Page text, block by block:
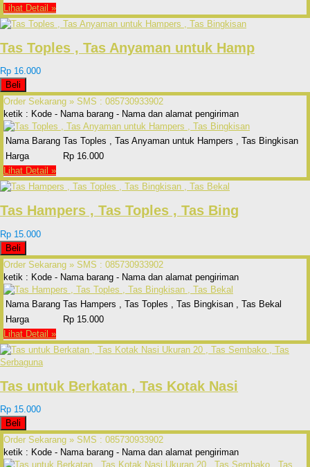
Lihat Detail »
Tas Toples , Tas Anyaman untuk Hamp
Rp 16.000
Beli
Order Sekarang » SMS : 085730933902
ketik : Kode - Nama barang - Nama dan alamat pengiriman
Nama Barang Tas Toples , Tas Anyaman untuk Hampers , Tas Bingkisan
Harga
Rp 16.000
Lihat Detail »
Tas Hampers , Tas Toples , Tas Bing
Rp 15.000
Beli
Order Sekarang » SMS : 085730933902
ketik : Kode - Nama barang - Nama dan alamat pengiriman
Nama Barang Tas Hampers , Tas Toples , Tas Bingkisan , Tas Bekal
Harga
Rp 15.000
Lihat Detail »
Tas untuk Berkatan , Tas Kotak Nasi
Rp 15.000
Beli
Order Sekarang » SMS : 085730933902
ketik : Kode - Nama barang - Nama dan alamat pengiriman